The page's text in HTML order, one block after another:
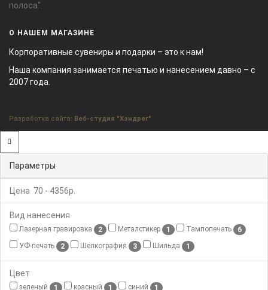
полоса".
О НАШЕМ МАГАЗИНЕ
Корпоративные сувениры и подарки – это к нам!
Наша компания занимается печатью и нанесением давно – с
2007 года.
Разработка сайта: Веб-студия "Хэндрег"
Параметры
Цена 70 - 4356р.
Вид нанесения
Лазерная гравировка 2 Металстикер 1 Тампопечать
6
УФ-печать
2 Шелкография 3 Шильда 1
Цвет
зеленый 1 красный 1 синий 1